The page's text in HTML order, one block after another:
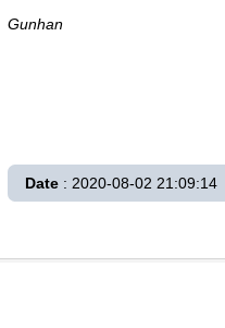
Gunhan
Date : 2020-08-02 21:09:14